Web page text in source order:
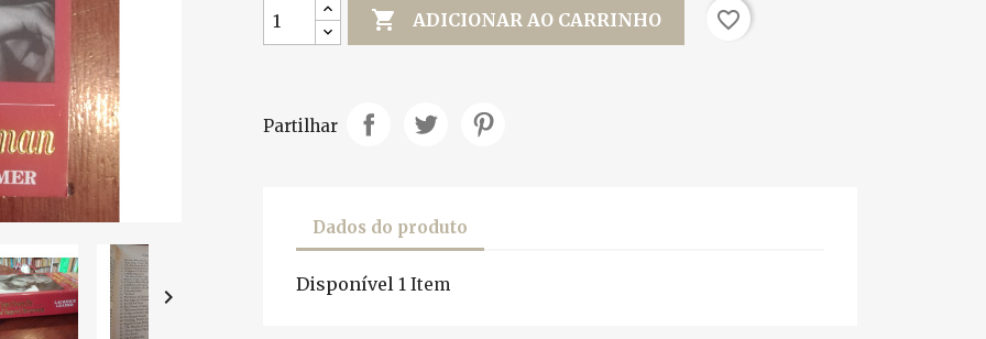

 ADICIONAR AO CARRINHO favorite_border
Partilhar
Dados do produto
Disponível 1 Item